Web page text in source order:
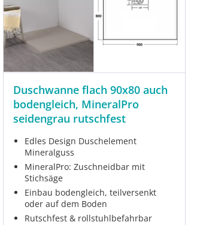
Duschwanne flach 90x80 auch
bodengleich, MineralPro
seidengrau rutschfest
Edles Design Duschelement
Mineralguss
MineralPro: Zuschneidbar mit
Stichsäge
Einbau bodengleich, teilversenkt
oder auf dem Boden
Rutschfest & rollstuhlbefahrbar